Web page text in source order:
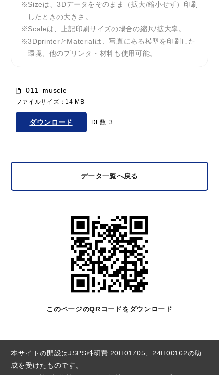
Sizeは、3Dデータをそのまま（拡大/縮小せず）印刷
したときの大きさ。
Scaleは、上記印刷サイズの場合の縮尺/拡大率。
3DprinterとMaterialは、写真にある模型を印刷した
環境。他のプリンタ・材料も使用可能。
011_muscle
ファイルサイズ：14 MB
ダウンロード DL数: 3
データ一覧へ戻る
このページのQRコードをダウンロード
本サイトの開設はJSPS科研費 20H01705、24H00162の助
成を受けたものです。